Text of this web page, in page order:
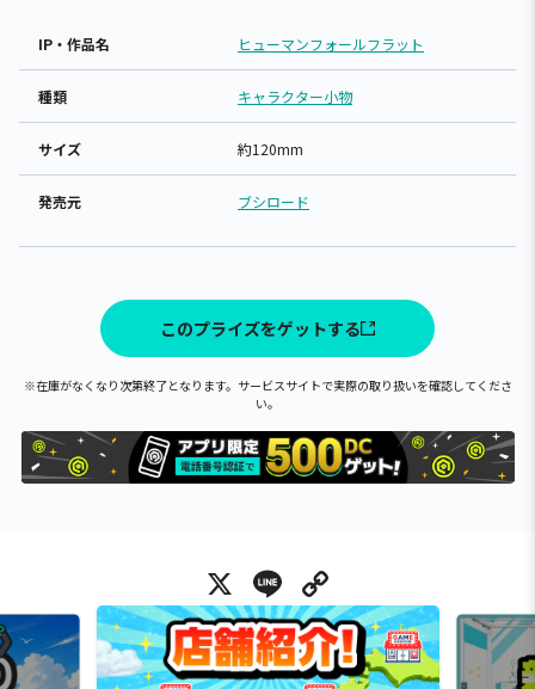
IP・作品名 ヒューマンフォールフラット
種類 キャラクター小物
サイズ 約120mm
発売元 ブシロード
このプライズをゲットする
※在庫がなくなり次第終了となります。サービスサイトで実際の取り扱いを確認してくださ
い。
X Line